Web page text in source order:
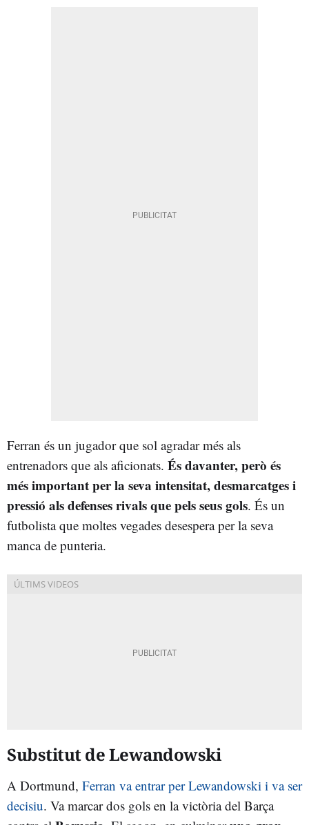
Ferran és un jugador que sol agradar més als
entrenadors que als aficionats. És davanter, però és
més important per la seva intensitat, desmarcatges i
pressió als defenses rivals que pels seus gols. És un
futbolista que moltes vegades desespera per la seva
manca de punteria.
Substitut de Lewandowski
A Dortmund, Ferran va entrar per Lewandowski i va ser
decisiu. Va marcar dos gols en la victòria del Barça